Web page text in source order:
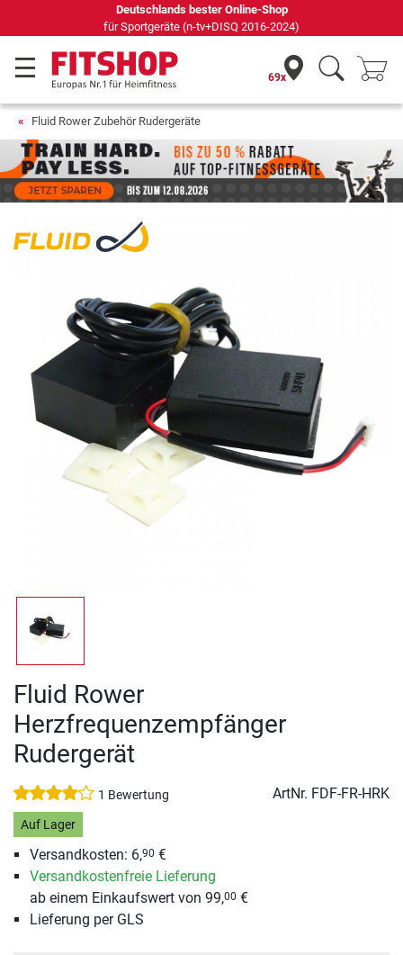
Deutschlands bester Online-Shop
für Sportgeräte (n-tv+DISQ 2016-2024)
69x
Fluid Rower Zubehör Rudergeräte
Fluid Rower
Herzfrequenzempfänger
Rudergerät
1 Bewertung ArtNr. FDF-FR-HRK
Auf Lager
Versandkosten: 6,90 €
Versandkostenfreie Lieferung
ab einem Einkaufswert von 99,00 €
Lieferung per GLS